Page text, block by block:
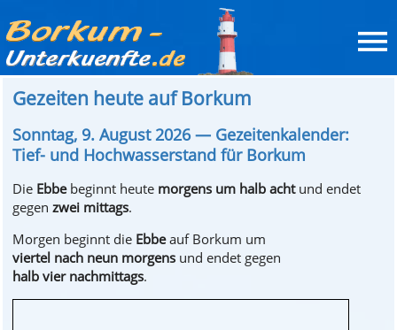
Gezeiten heute auf Borkum
Sonntag, 9. August 2026 — Gezeitenkalender:
Tief- und Hochwasserstand für Borkum
Die Ebbebeginnt heute morgens um halb achtund endet
gegenzwei mittags.
Morgen beginnt die Ebbeauf Borkum um
viertel nach neun morgens und endet gegen
halb vier nachmittags.